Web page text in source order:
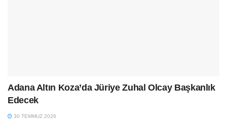
Adana Altın Koza’da Jüriye Zuhal Olcay Başkanlık
Edecek
30 TEMMUZ 2026